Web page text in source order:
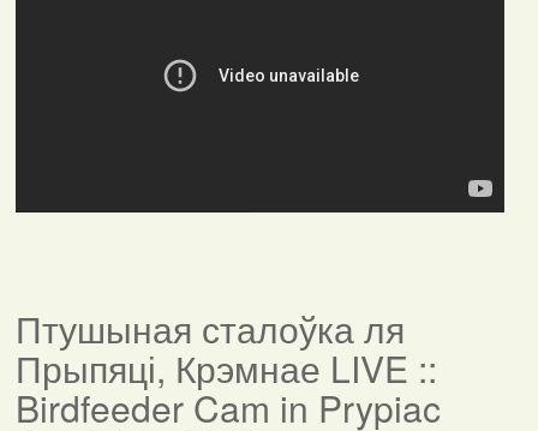
Птушыная сталоўка ля
Прыпяці, Крэмнае LIVE ::
Birdfeeder Cam in Prypiac